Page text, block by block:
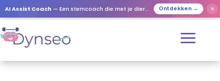
AI Assist Coach — Een stemcoach die met je dierbaren speelt Ontdekken → ✕